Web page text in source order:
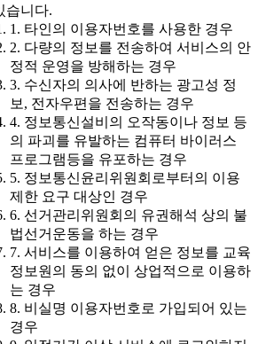
습니다.
1. 타인의 이용자번호를 사용한 경우
2. 다량의 정보를 전송하여 서비스의 안
정적 운영을 방해하는 경우
3. 수신자의 의사에 반하는 광고성 정
보, 전자우편을 전송하는 경우
4. 정보통신설비의 오작동이나 정보 등
의 파괴를 유발하는 컴퓨터 바이러스
프로그램등을 유포하는 경우
5. 정보통신윤리위원회로부터의 이용
제한 요구 대상인 경우
6. 선거관리위원회의 유권해석 상의 불
법선거운동을 하는 경우
7. 서비스를 이용하여 얻은 정보를 교육
정보원의 동의 없이 상업적으로 이용하
는 경우
8. 비실명 이용자번호로 가입되어 있는
경우